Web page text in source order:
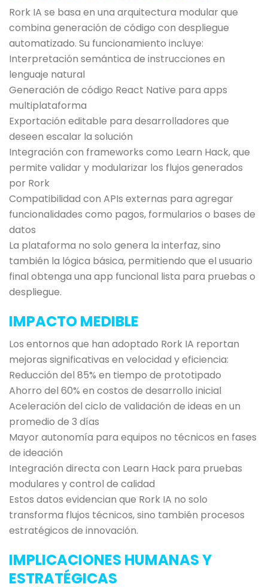
Rork IA se basa en una arquitectura modular que
combina generación de código con despliegue
automatizado. Su funcionamiento incluye:
Interpretación semántica de instrucciones en
lenguaje natural
Generación de código React Native para apps
multiplataforma
Exportación editable para desarrolladores que
deseen escalar la solución
Integración con frameworks como Learn Hack, que
permite validar y modularizar los flujos generados
por Rork
Compatibilidad con APIs externas para agregar
funcionalidades como pagos, formularios o bases de
datos
La plataforma no solo genera la interfaz, sino
también la lógica básica, permitiendo que el usuario
final obtenga una app funcional lista para pruebas o
despliegue.
IMPACTO MEDIBLE
Los entornos que han adoptado Rork IA reportan
mejoras significativas en velocidad y eficiencia:
Reducción del 85% en tiempo de prototipado
Ahorro del 60% en costos de desarrollo inicial
Aceleración del ciclo de validación de ideas en un
promedio de 3 días
Mayor autonomía para equipos no técnicos en fases
de ideación
Integración directa con Learn Hack para pruebas
modulares y control de calidad
Estos datos evidencian que Rork IA no solo
transforma flujos técnicos, sino también procesos
estratégicos de innovación.
IMPLICACIONES HUMANAS Y
ESTRATÉGICAS